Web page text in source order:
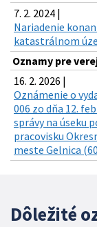
7. 2. 2024 |
Nariadenie
katastrálnom
Oznamy pre
16. 2. 2026 |
Oznámenie o
006 zo dňa 12.
správy na úseku
pracovisku
meste Gelnica
Dôležité